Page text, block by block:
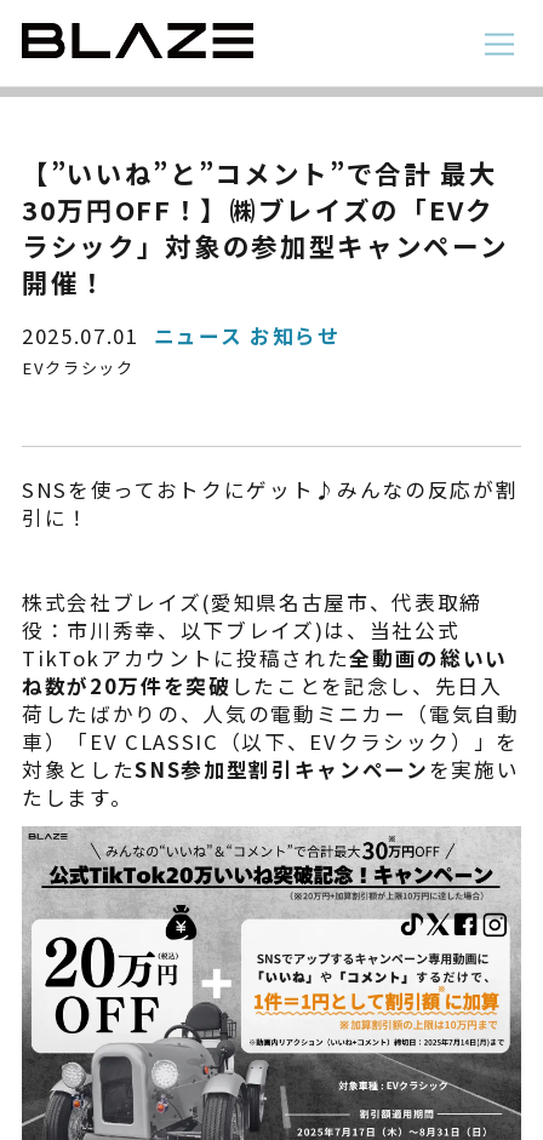
別途
電動アシスト自転車
STYLE e-BIKE
詳細を見る
近くの店舗を見る
購入する
※類似品にご注意ください
ニュース
よくある質問
NEWS
【”いいね”と”コメント”で合計 最大
30万円OFF！】㈱ブレイズの「EVク
ラシック」対象の参加型キャンペーン
開催！
2025.07.01 ニュース お知らせ
EVクラシック
SNSを使っておトクにゲット♪みんなの反応が割
引に！
株式会社ブレイズ(愛知県名古屋市、代表取締
役：市川秀幸、以下ブレイズ)は、当社公式
TikTokアカウントに投稿された全動画の総いい
ね数が20万件を突破 したことを記念し、先日入
荷したばかりの、人気の電動ミニカー（電気自動
車）「EV CLASSIC（以下、EVクラシック）」を
対象としたSNS参加型割引キャンペーンを実施い
たします。